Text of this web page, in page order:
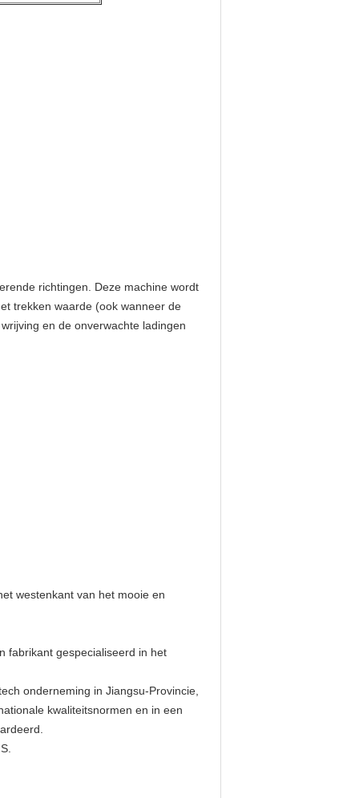
richtingen. Deze machine wordt
trekken waarde (ook wanneer de
en de onverwachte ladingen
westenkant van het mooie en
fabrikant gespecialiseerd in het
onderneming in Jiangsu-Provincie,
kwaliteitsnormen en in een